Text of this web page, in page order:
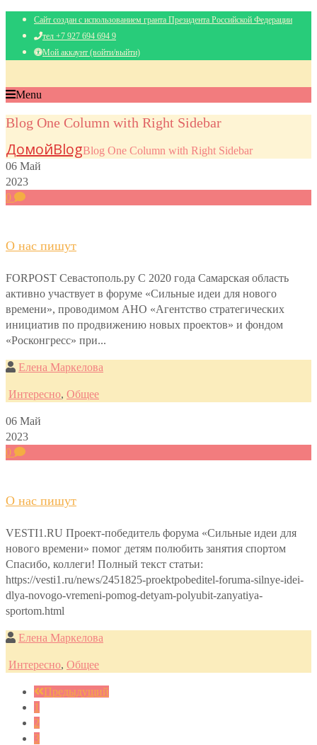
Сайт создан с использованием гранта Президента Российской Федерации
тел +7 927 694 694 9
Мой аккаунт (войти/выйти)
Menu
Blog One Column with Right Sidebar
ДомойBlogBlog One Column with Right Sidebar
06 Май
2023
0
О нас пишут
FORPOST Севастополь.ру С 2020 года Самарская область
активно участвует в форуме «Сильные идеи для нового
времени», проводимом АНО «Агентство стратегических
инициатив по продвижению новых проектов» и фондом
«Росконгресс» при...
Елена Маркелова
Интересно, Общее
06 Май
2023
0
О нас пишут
VESTI1.RU Проект-победитель форума «Сильные идеи для
нового времени» помог детям полюбить занятия спортом
Спасибо, коллеги! Полный текст статьи:
https://vesti1.ru/news/2451825-proektpobeditel-foruma-silnye-idei-
dlya-novogo-vremeni-pomog-detyam-polyubit-zanyatiya-
sportom.html
Елена Маркелова
Интересно, Общее
Предыдущий
1
2
3